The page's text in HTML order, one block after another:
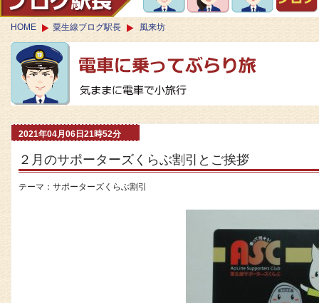
HOME 粟生線ブログ駅長 風来坊
2021年04月06日21時52分
２月のサポーターズくらぶ割引とご挨拶
テーマ： サポーターズくらぶ割引